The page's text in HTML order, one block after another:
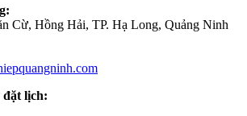
Cừ, Hồng Hải, TP. Hạ Long, Quảng Ninh
lịch: